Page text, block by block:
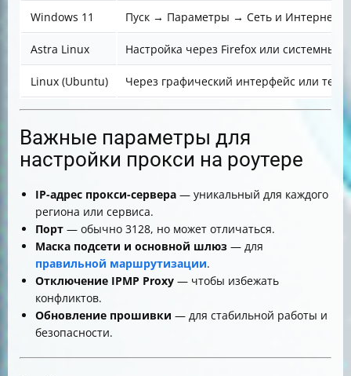
Windows 11 Пуск → Параметры → Сеть и Интернет
Astra Linux Настройка через Firefox или системные
Linux (Ubuntu) Через графический интерфейс или
Важные параметры для
настройки прокси на роутере
IP-адрес прокси-сервера — уникальный для каждого
региона или сервиса.
Порт — обычно 3128, но может отличаться.
Маска подсети и основной шлюз — для
правильной маршрутизации.
Отключение IPMP Proxy — чтобы избежать
конфликтов.
Обновление прошивки — для стабильной работы и
безопасности.